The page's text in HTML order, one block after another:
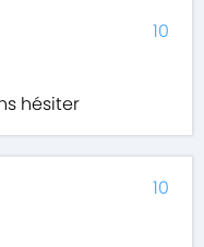
hésiter
10
10